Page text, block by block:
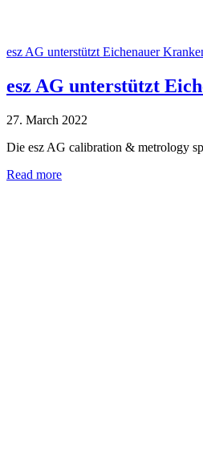
esz AG unterstützt Eichenauer
esz AG unterstützt
27. March 2022
Die esz AG calibration & metrology
Read more